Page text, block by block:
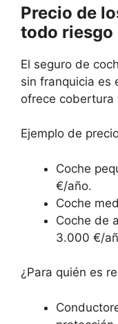
Precio de
todo
El seguro de
sin franquicia es
ofrece cobertura
Ejemplo de
Coche
€/año.
Coche
Coche de
3.000 €/
¿Para quién es